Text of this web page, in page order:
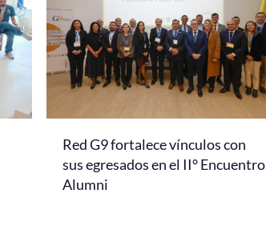
Red G9 fortalece vínculos con
sus egresados en el II° Encuentro
Alumni